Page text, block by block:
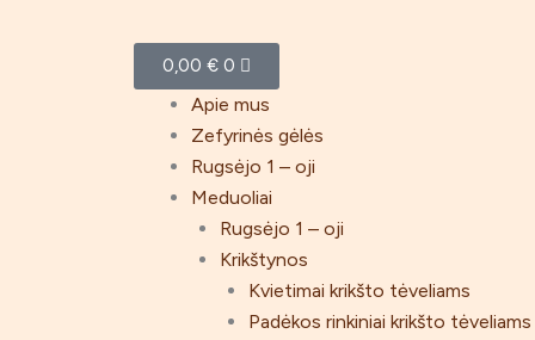
0,00 € 0
Cart
Apie mus
Zefyrinės gėlės
Rugsėjo 1 – oji
Meduoliai
Rugsėjo 1 – oji
Krikštynos
Kvietimai krikšto tėveliams
Padėkos rinkiniai krikšto tėveliams
Menu